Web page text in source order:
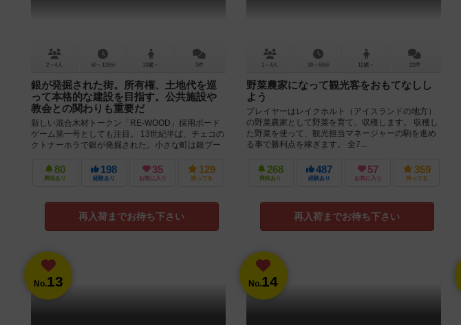
2～4人 60～120分 13歳～ 3件
銀が発掘された街。所有権、土地代を巡
って本格的な建設を目指す。公共施設や
教会との関わりも重要だ
新しい混合木材トークン「RE-WOOD」採用ボード
ゲーム第一号としても注目。 13世紀半ば、チェコの
クトナーホラで銀が発掘された。小さな町は銀ブー
80
興味あり
198
経験あり
35
お気に入り
129
持ってる
再入荷までお待ち下さい
1～4人 30～60分 12歳～ 22件
野菜農家になって観光客をおもてなしし
よう
プレイヤーはレイクホルト（アイスランドの地方）
の野菜農家として野菜を育て、収穫します。 収穫し
た野菜を使って、観光担当マネージャーの駒を進め
る事で勝利点を稼ぎます。 全7...
268
興味あり
487
経験あり
57
お気に入り
359
持ってる
再入荷までお待ち下さい
No.13 No.14